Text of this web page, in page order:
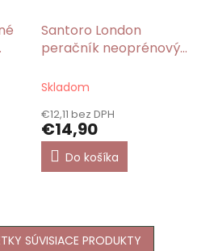
Santoro London
peračník neoprénový
Skladom
€12,11 bez DPH
€14,90
Do košíka
SÚVISIACE PRODUKTY